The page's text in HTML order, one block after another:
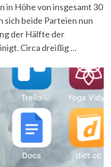
der
13
zahlen
weniger
in Höhe von insgesamt 30
sich beide Parteien nun
der Hälfte der
Circa dreißig …